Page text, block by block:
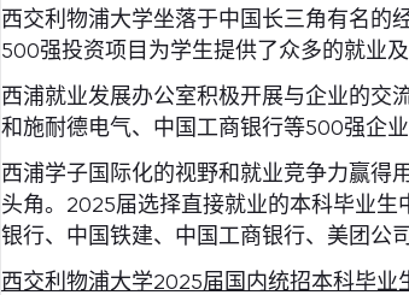
西交利物浦大学坐落于中国长三角有名
500强投资项目为学生提供了众多的就业及
西浦就业发展办公室积极开展与企业的交
和施耐德电气、中国工商银行等500强企
西浦学子国际化的视野和就业竞争力赢得
头角。2025届选择直接就业的本科毕业
银行、中国铁建、中国工商银行、美团公
西交利物浦大学2025届国内统招本科毕业